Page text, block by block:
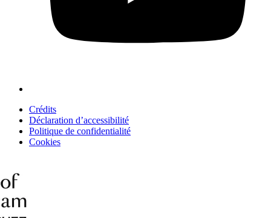
Crédits
Déclaration d’accessibilité
Politique de confidentialité
Cookies